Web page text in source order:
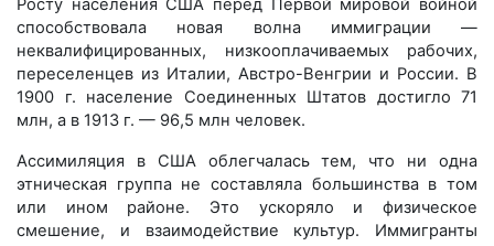
Росту населения США перед Первой мировой войной
способствовала новая волна иммиграции —
неквалифицированных, низкооплачиваемых рабочих,
переселенцев из Италии, Австро-Венгрии и России. В
1900 г. население Соединенных Штатов достигло 71
млн, а в 1913 г. — 96,5 млн человек.
Ассимиляция в США облегчалась тем, что ни одна
этническая группа не составляла большинства в том
или ином районе. Это ускоряло и физическое
смешение, и взаимодействие культур. Иммигранты